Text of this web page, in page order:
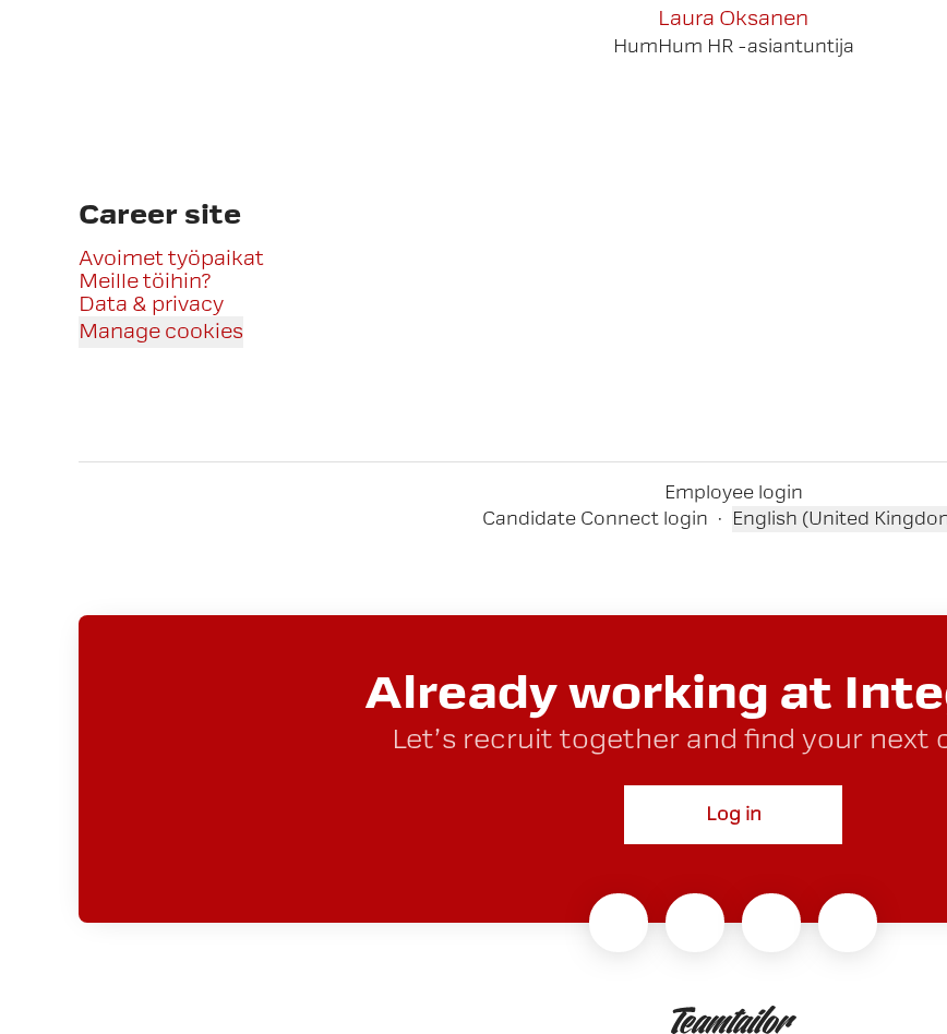
Laura Oksanen
HumHum HR -asiantuntija
Career site
Avoimet työpaikat
Meille töihin?
Data & privacy
Manage cookies
Employee login
Candidate Connect login · Change language
English (United
Already working at
Let’s recruit together and find your next
Log in